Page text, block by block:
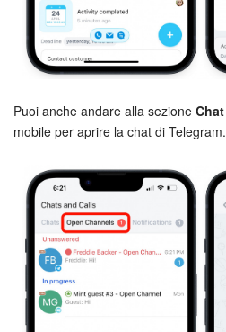
Puoi anche andare alla sezione Chat
mobile per aprire la chat di Telegram.